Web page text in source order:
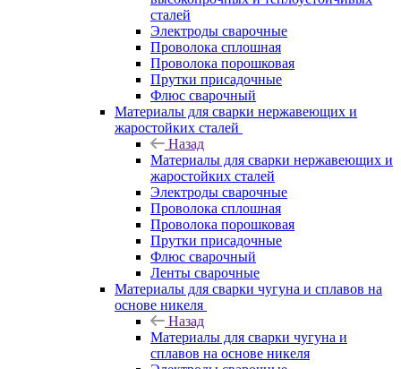
сталей
Электроды сварочные
Проволока сплошная
Проволока порошковая
Прутки присадочные
Флюс сварочный
Материалы для сварки нержавеющих и
жаростойких сталей
Назад
Материалы для сварки нержавеющих и
жаростойких сталей
Электроды сварочные
Проволока сплошная
Проволока порошковая
Прутки присадочные
Флюс сварочный
Ленты сварочные
Материалы для сварки чугуна и сплавов на
основе никеля
Назад
Материалы для сварки чугуна и
сплавов на основе никеля